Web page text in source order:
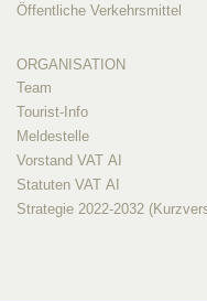
Öffentliche Verkehrsmittel
ORGANISATION
Team
Tourist-Info
Meldestelle
Vorstand VAT AI
Statuten VAT AI
Strategie 2022-2032